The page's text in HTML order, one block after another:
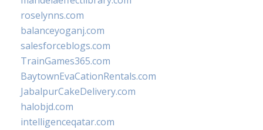
roselynns.com
balanceyoganj.com
salesforceblogs.com
TrainGames365.com
BaytownEvaCationRentals.com
JabalpurCakeDelivery.com
halobjd.com
intelligenceqatar.com